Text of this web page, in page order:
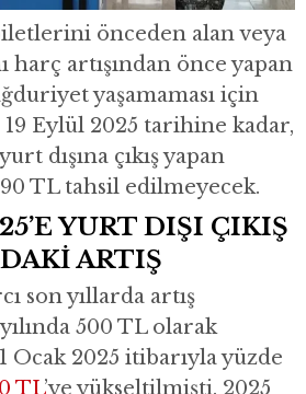
önceden alan veya
harç artışından önce yapan
yaşamaması için
Eylül 2025 tarihine kadar,
dışına çıkış yapan
TL tahsil edilmeyecek.
YURT DIŞI ÇIKIŞ
ARTIŞ
son yıllarda artış
500 TL olarak
Ocak 2025 itibarıyla yüzde
TL’ye yükseltilmişti. 2025